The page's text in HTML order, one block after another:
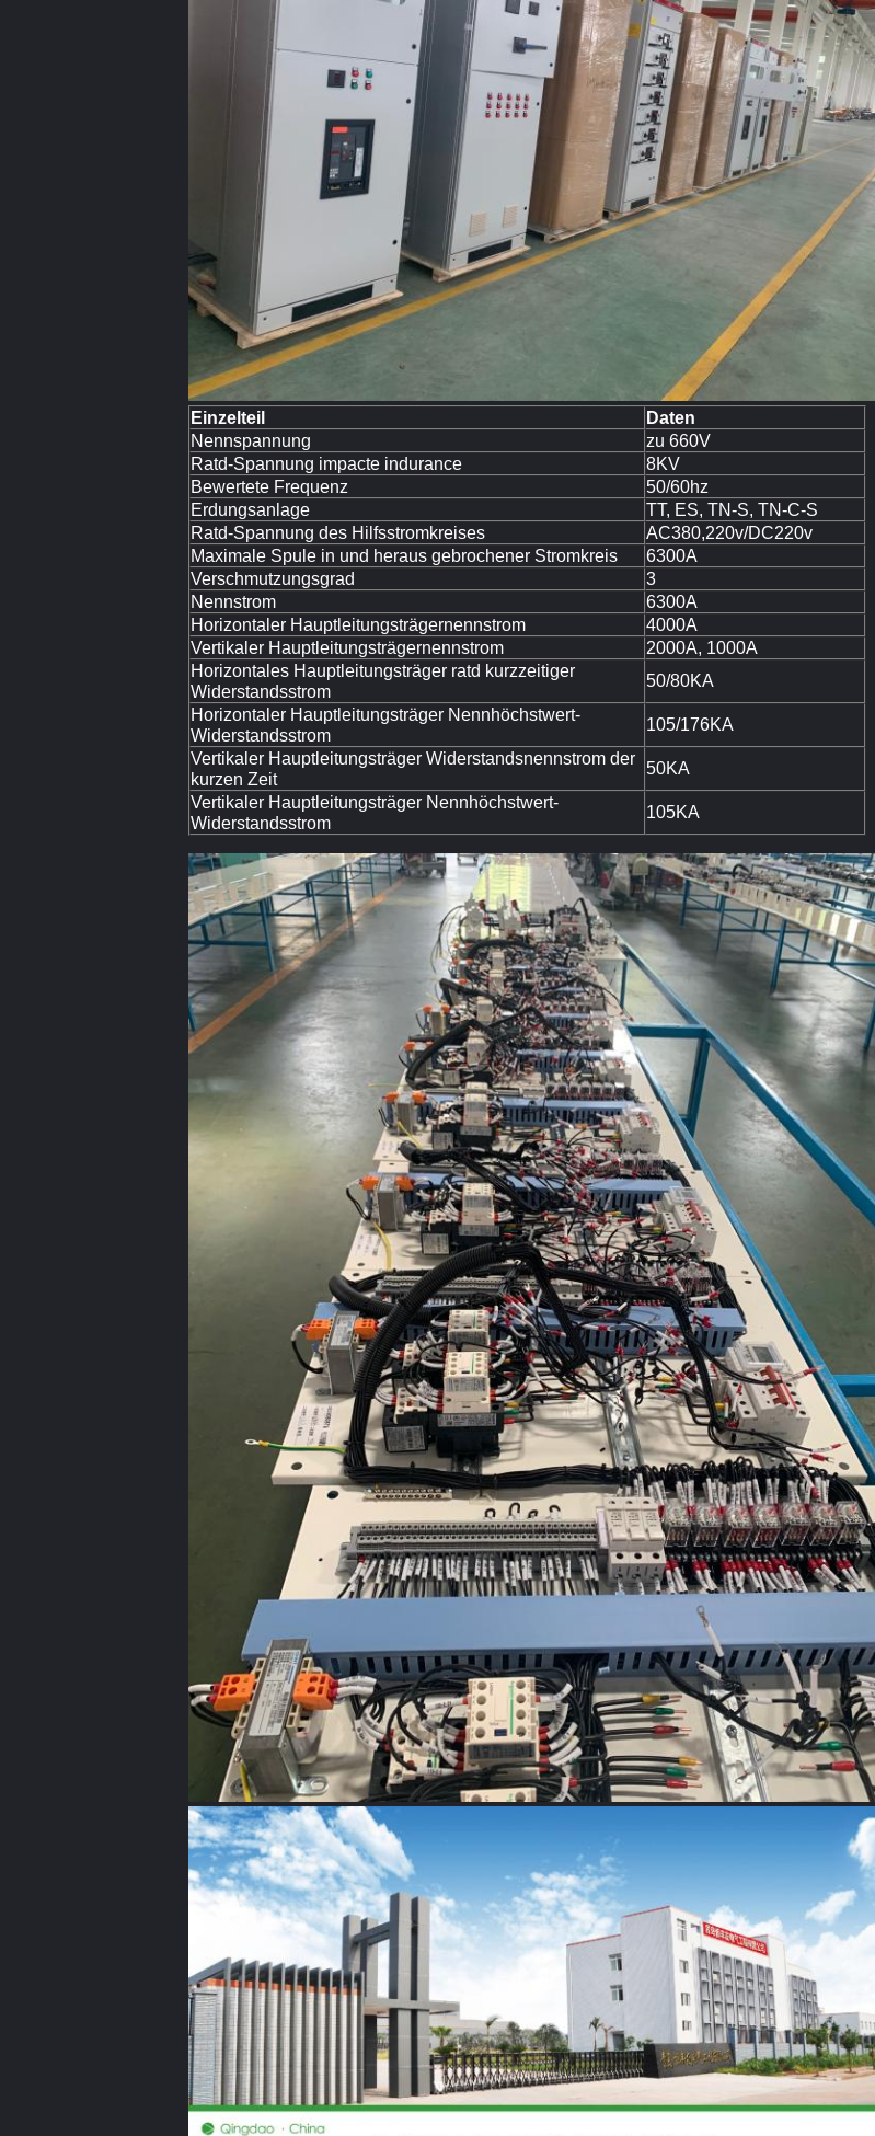
Einzelteil
Daten
Nennspannung
zu 660V
Ratd-Spannung impacte indurance
8KV
Bewertete Frequenz
50/60hz
Erdungsanlage
TT, ES, TN-S, TN-C-S
Ratd-Spannung des Hilfsstromkreises
AC380,220v/DC220v
Maximale Spule in und heraus gebrochener Stromkreis
6300A
Verschmutzungsgrad
3
Nennstrom
6300A
Horizontaler Hauptleitungsträgernennstrom
4000A
Vertikaler Hauptleitungsträgernennstrom
2000A, 1000A
Horizontales Hauptleitungsträger ratd kurzzeitiger
Widerstandsstrom
50/80KA
Horizontaler Hauptleitungsträger Nennhöchstwert-
Widerstandsstrom
105/176KA
Vertikaler Hauptleitungsträger Widerstandsnennstrom der
kurzen Zeit
50KA
Vertikaler Hauptleitungsträger Nennhöchstwert-
Widerstandsstrom
105KA